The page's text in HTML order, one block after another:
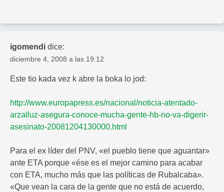
igomendi dice:
diciembre 4, 2008 a las 19:12
Este tio kada vez k abre la boka lo jod:
http://www.europapress.es/nacional/noticia-atentado-
arzalluz-asegura-conoce-mucha-gente-hb-no-va-digerir-
asesinato-20081204130000.html
Para el ex líder del PNV, «el pueblo tiene que aguantar»
ante ETA porque «ése es el mejor camino para acabar
con ETA, mucho más que las políticas de Rubalcaba».
«Que vean la cara de la gente que no está de acuerdo,